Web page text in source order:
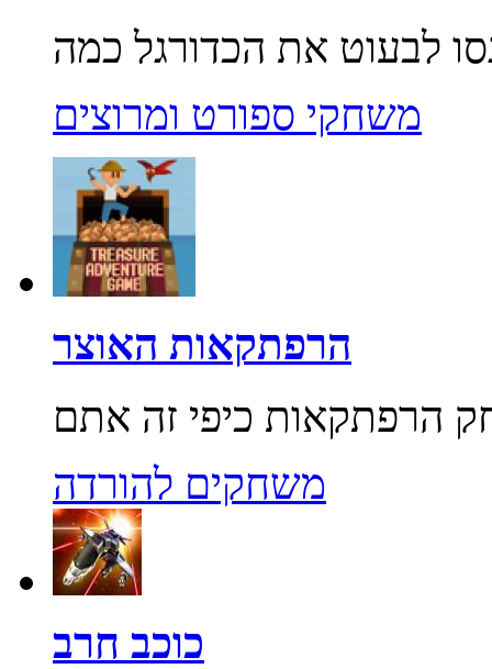
משחקי ספורט ומרוצים
הרפתקאות האוצר
משחקים להורדה
כוכב חרב